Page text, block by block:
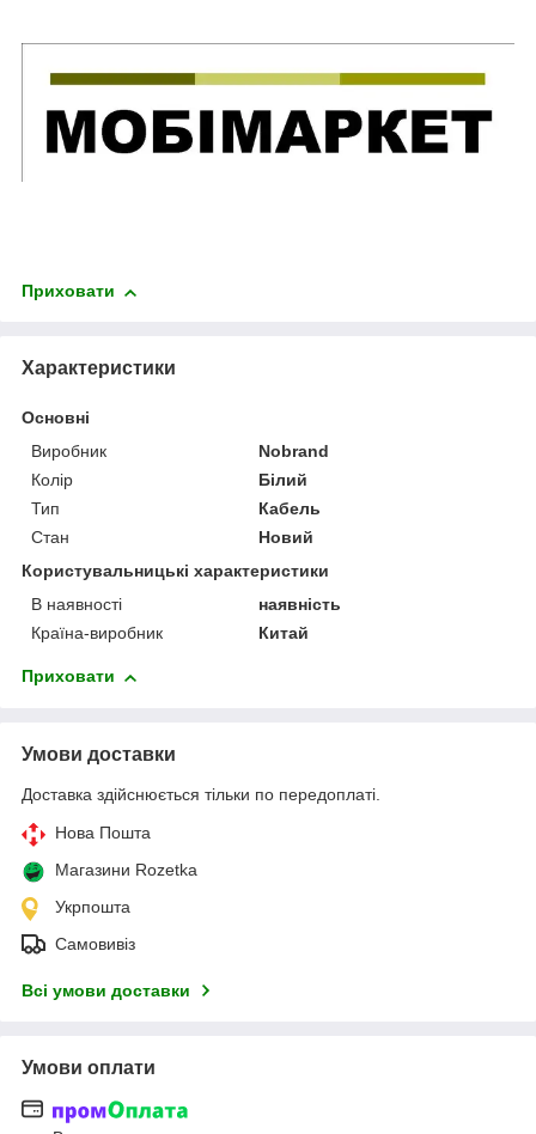
Приховати
Характеристики
Основні
Виробник
Nobrand
Колір
Білий
Тип
Кабель
Стан
Новий
Користувальницькі характеристики
В наявності
наявність
Країна-виробник
Китай
Приховати
Умови доставки
Доставка здійснюється тільки по передоплаті.
Нова Пошта
Магазини Rozetka
Укрпошта
Самовивіз
Всі умови доставки
Умови оплати